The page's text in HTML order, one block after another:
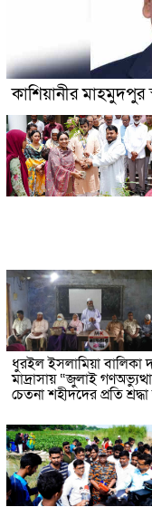
কাশিয়ানীর মাহমুদপুর
ধুরইল ইসলামিয়া বালিকা
মাদ্রাসায় “জুলাই
চেতনা শহীদদের প্রতি